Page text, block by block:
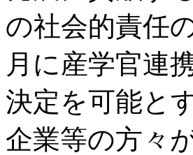
の社会的責任
月に産学官連
決定を可能と
企業等の方々